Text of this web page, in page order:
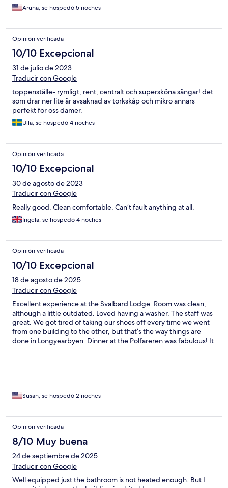
Aruna, se hospedó 5 noches
Opinión verificada
10/10 Excepcional
31 de julio de 2023
Traducir con Google
toppenställe- rymligt, rent, centralt och supersköna sängar! det
som drar ner lite är avsaknad av torkskåp och mikro annars
perfekt för oss damer.
Ulla, se hospedó 4 noches
Opinión verificada
10/10 Excepcional
30 de agosto de 2023
Traducir con Google
Really good. Clean comfortable. Can’t fault anything at all.
Ingela, se hospedó 4 noches
Opinión verificada
10/10 Excepcional
18 de agosto de 2025
Traducir con Google
Excellent experience at the Svalbard Lodge. Room was clean,
although a little outdated. Loved having a washer. The staff was
great. We got tired of taking our shoes off every time we went
from one building to the other, but that’s the way things are
done in Longyearbyen. Dinner at the Polfareren was fabulous! It
Susan, se hospedó 2 noches
Opinión verificada
8/10 Muy buena
24 de septiembre de 2025
Traducir con Google
Well equipped just the bathroom is not heated enough. But I